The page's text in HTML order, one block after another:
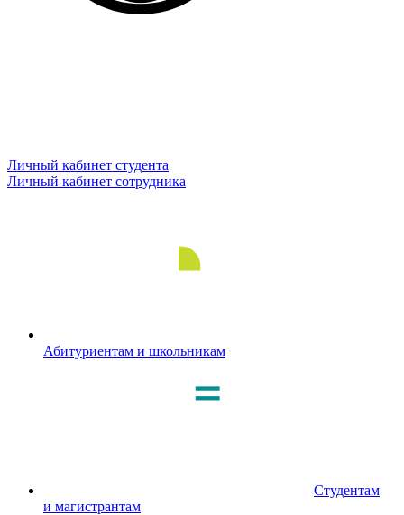
Личный кабинет студента
Личный кабинет сотрудника
Абитуриентам и школьникам
Студентам
и магистрантам